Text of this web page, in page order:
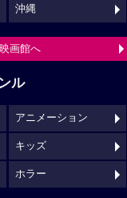
沖縄
画館へ
ル
アニメーション
キッズ
ホラー